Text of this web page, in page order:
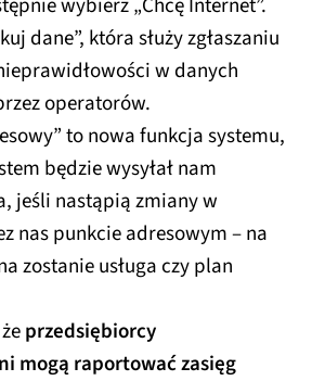
wybierz „Chcę Internet”.
dane”, która służy zgłaszaniu
w danych
operatorów.
to nowa funkcja systemu,
będzie wysyłał nam
jeśli nastąpią zmiany w
nas punkcie adresowym – na
zostanie usługa czy plan
przedsiębiorcy
mogą raportować zasięg